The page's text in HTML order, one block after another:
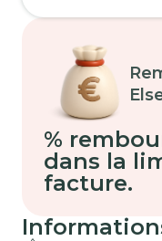
%
dans la
facture.